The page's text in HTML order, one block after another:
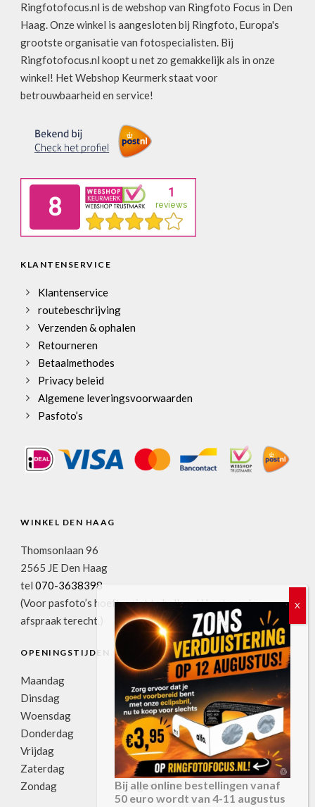
Ringfotofocus.nl is de webshop van Ringfoto Focus in Den
Haag. Onze winkel is aangesloten bij Ringfoto, Europa's
grootste organisatie van fotospecialisten. Bij
Ringfotofocus.nl koopt u net zo gemakkelijk als in onze
winkel! Het Webshop Keurmerk staat voor
betrouwbaarheid en service!
KLANTENSERVICE
Klantenservice
routebeschrijving
Verzenden & ophalen
Retourneren
Betaalmethodes
Privacy beleid
Algemene leveringsvoorwaarden
Pasfoto’s
WINKEL DEN HAAG
Thomsonlaan 96
2565 JE Den Haag
tel 070-3638398
(Voor pasfoto’s hoeft u niet te bellen. U kunt zonder
afspraak terecht.)
OPENINGSTIJDEN
Maandag
11:00u-17:30u
Dinsdag
09:00u-17:30u
Woensdag
09:00u-17:30u
Donderdag
09:00u-17:30u
Vrijdag
09:00u-17:30u
Zaterdag
09:00u-17:00u
Zondag
gesloten
Bij alle online bestellingen vanaf
50 euro wordt van 4-11 augustus